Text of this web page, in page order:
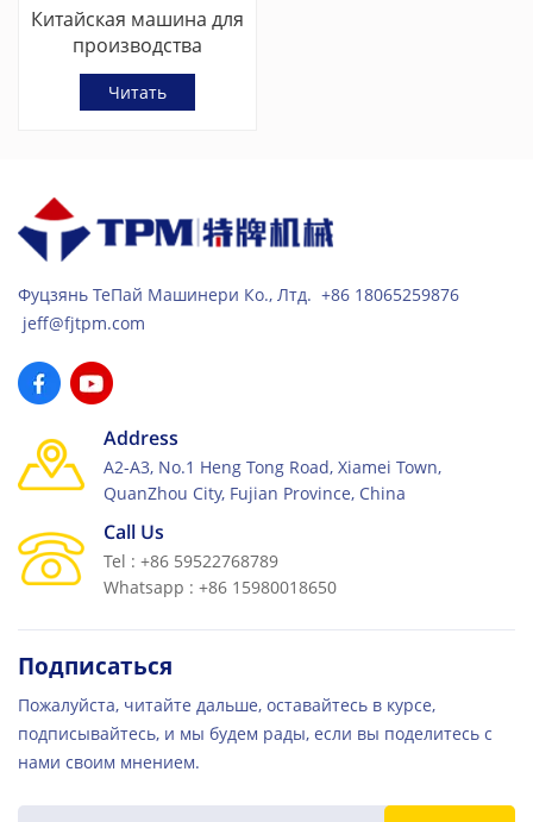
Китайская машина для
производства
брусчатки TPM6000G
Читать
Фуцзянь ТеПай Машинери Ко., Лтд. +86 18065259876
jeff@fjtpm.com
Address
A2-A3, No.1 Heng Tong Road, Xiamei Town,
QuanZhou City, Fujian Province, China
Call Us
Tel : +86 59522768789
Whatsapp : +86 15980018650
Подписаться
Пожалуйста, читайте дальше, оставайтесь в курсе,
подписывайтесь, и мы будем рады, если вы поделитесь с
нами своим мнением.